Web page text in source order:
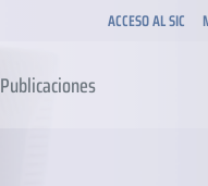
ACCESO AL SIC
Publicaciones